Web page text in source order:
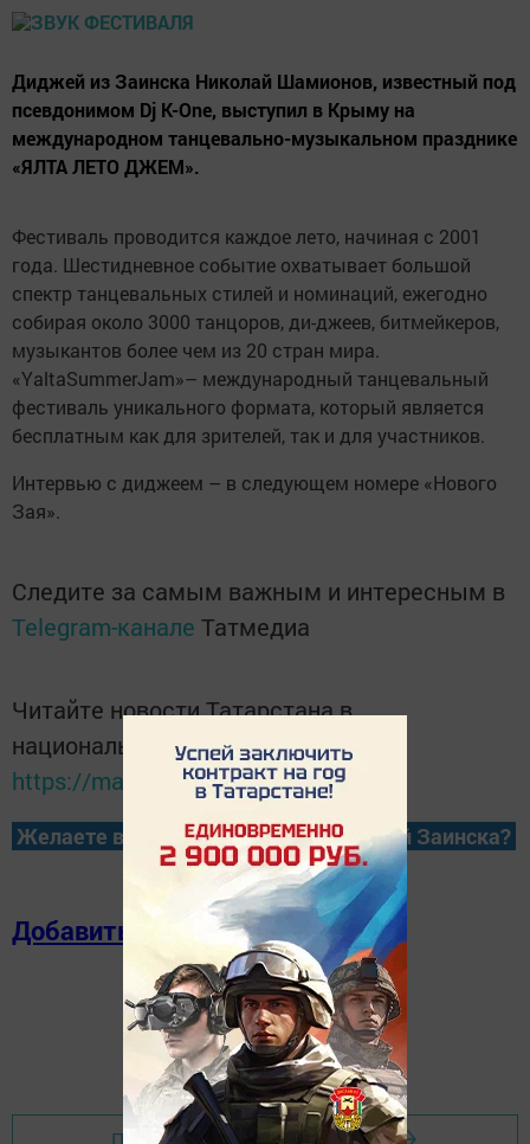
Диджей из Заинска Николай Шамионов, известный под
псевдонимом Dj K-One, выступил в Крыму на
международном танцевально-музыкальном празднике
«ЯЛТА ЛЕТО ДЖЕМ».
Фестиваль проводится каждое лето, начиная с 2001
года. Шестидневное событие охватывает большой
спектр танцевальных стилей и номинаций, ежегодно
собирая около 3000 танцоров, ди-джеев, битмейкеров,
музыкантов более чем из 20 стран мира.
«YaltaSummerJam»– международный танцевальный
фестиваль уникального формата, который является
бесплатным как для зрителей, так и для участников.
Интервью с диджеем – в следующем номере «Нового
Зая».
Следите за самым важным и интересным в
Telegram-канале Татмедиа
Читайте новости Татарстана в
национальном мессенджере MАХ:
https://max.ru/tatmedia
Желаете всегда быть в курсе новостей Заинска?
Добавить в избранное